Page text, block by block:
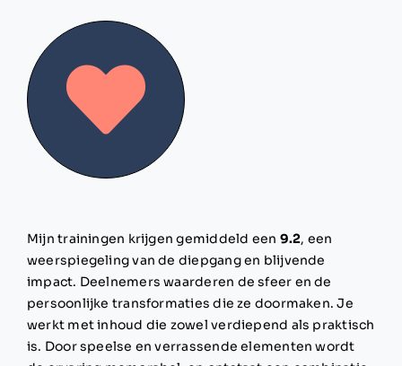
Mijn trainingen krijgen gemiddeld een 9.2, een
weerspiegeling van de diepgang en blijvende
impact. Deelnemers waarderen de sfeer en de
persoonlijke transformaties die ze doormaken. Je
werkt met inhoud die zowel verdiepend als praktisch
is. Door speelse en verrassende elementen wordt